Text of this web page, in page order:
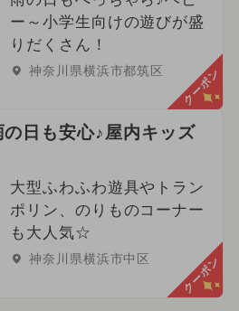
ー～小学生向けの遊びが盛
りだくさん！
神奈川県横浜市都筑区 クーポン
の日も安心♪屋内キッズ
大型ふわふわ遊具やトラン
ポリン、のりものコーナー
も大人気☆
神奈川県横浜市中区 クーポン